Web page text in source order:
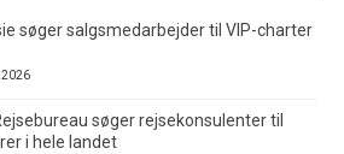
søger salgsmedarbejder til VIP-charter
søger rejsekonsulenter til
i hele landet